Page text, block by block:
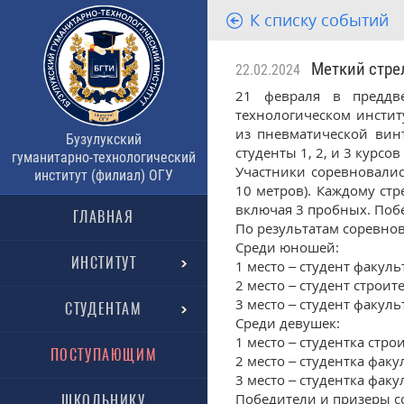
Бузулукский
гуманитарно-технологический
институт (филиал) ОГУ
ГЛАВНАЯ
ИНСТИТУТ
СТУДЕНТАМ
ПОСТУПАЮЩИМ
К списку событий
22.02.2024 Меткий
21 февраля в
технологическом
из пневматической
студенты 1, 2, и 3
Участники
10 метров). Каждому
включая 3 пробных.
По результатам
Среди юношей:
1 место – студент
2 место – студент
3 место – студент
Среди девушек:
1 место – студентка
2 место – студентка
3 место – студентка
Победители и призеры